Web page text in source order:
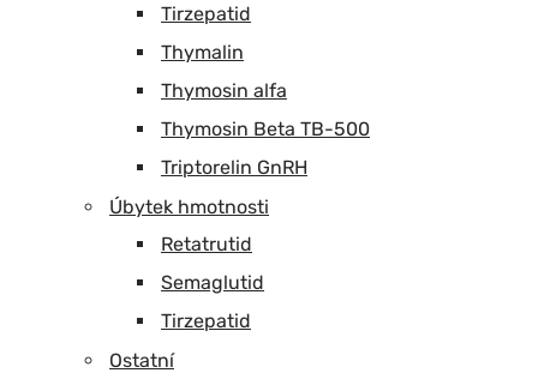
Tirzepatid
Thymalin
Thymosin alfa
Thymosin Beta TB-500
Triptorelin GnRH
Úbytek hmotnosti
Retatrutid
Semaglutid
Tirzepatid
Ostatní